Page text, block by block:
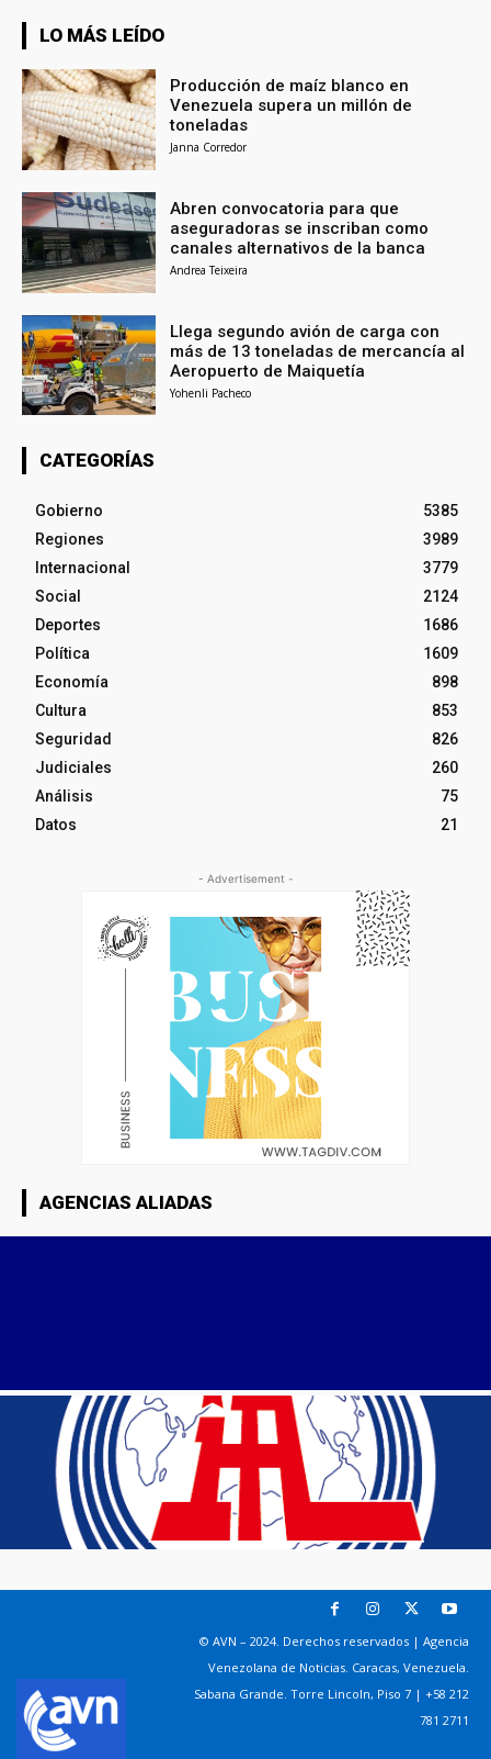
LO MÁS LEÍDO
Producción de maíz blanco en
Venezuela supera un millón de
toneladas
Janna Corredor
Abren convocatoria para que
aseguradoras se inscriban como
canales alternativos de la banca
Andrea Teixeira
Llega segundo avión de carga con
más de 13 toneladas de mercancía al
Aeropuerto de Maiquetía
Yohenli Pacheco
CATEGORÍAS
Gobierno
5385
Regiones
3989
Internacional
3779
Social
2124
Deportes
1686
Política
1609
Economía
898
Cultura
853
Seguridad
826
Judiciales
260
Análisis
75
Datos
21
- Advertisement -
AGENCIAS ALIADAS
© AVN – 2024. Derechos reservados | Agencia
Venezolana de Noticias. Caracas, Venezuela.
Sabana Grande. Torre Lincoln, Piso 7 | +58 212
781 2711